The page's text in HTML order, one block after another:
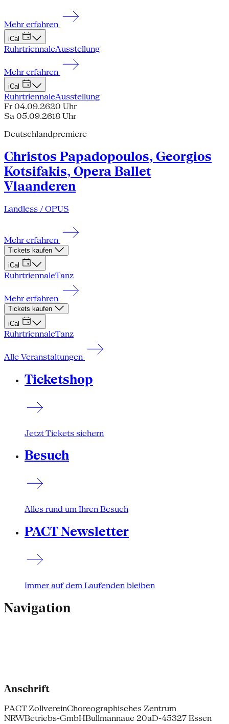
Mehr erfahren
iCal
RuhrtriennaleAusstellung
Mehr erfahren
iCal
RuhrtriennaleAusstellung
Fr 04.09.2620 Uhr
Sa 05.09.2618 Uhr
Deutschlandpremiere
Christos Papadopoulos, Georgios
Kotsifakis, Opera Ballet
Vlaanderen
Landless / OPUS
Mehr erfahren
Tickets kaufen
iCal
RuhrtriennaleTanz
Mehr erfahren
Tickets kaufen
iCal
RuhrtriennaleTanz
Alle Veranstaltungen
Ticketshop
Jetzt Tickets sichern
Besuch
Alles rund um Ihren Besuch
PACT Newsletter
Immer auf dem Laufenden bleiben
Navigation
Anschrift
PACT ZollvereinChoreographisches Zentrum
NRWBetriebs-GmbHBullmannaue 20aD-45327 Essen